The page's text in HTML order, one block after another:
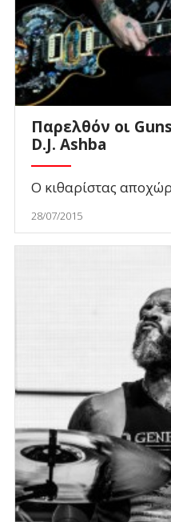
Παρελθόν οι
D.J. Ashba
Ο κιθαρίστας
28/07/2015